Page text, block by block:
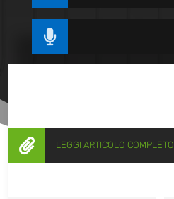

 LEGGI ARTICOLO COMPLETO